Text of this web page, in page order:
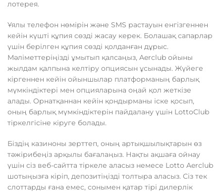
лотерея.
Ұялы телефон нөмірін және SMS растауын енгізгеннен
кейін күшті құпия сөзді жасау керек. Болашақ сапарлар
үшін берілген құпия сөзді қолданған дұрыс.
Мәліметтеріңізді ұмытып қалсаңыз, Aerclub ойыны
жылдам қалпына келтіру опциясын ұсынады. Жүйеге
кіргеннен кейін ойыншылар платформаның барлық
мүмкіндіктері мен опцияларына оңай қол жеткізе
алады. Орнатқаннан кейін қондырманы іске қосып,
оның барлық мүмкіндіктерін пайдалану үшін LottoClub
тіркелгісіне кіруге болады.
Біздің казиноны зерттеп, оның артықшылықтарын өз
тәжірибеңіз арқылы бағалаңыз. Нақты ақшаға ойнау
үшін сіз веб-сайтта тіркеле аласыз немесе Lotto Aerclub
шотыңызға кіріп, депозитіңізді толтыра аласыз. Сіз тек
слоттарды ғана емес, сонымен қатар тірі дилерлік